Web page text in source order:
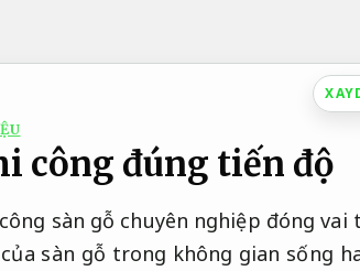
công đúng tiến độ
sàn gỗ chuyên nghiệp đóng
sàn gỗ trong không gian sống